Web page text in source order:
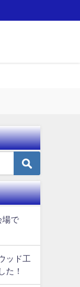
インテリアグッズをご
場で
ッド工
た！